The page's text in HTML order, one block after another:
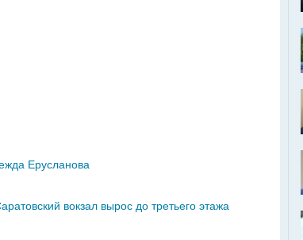
Ерусланова
вокзал вырос до третьего этажа